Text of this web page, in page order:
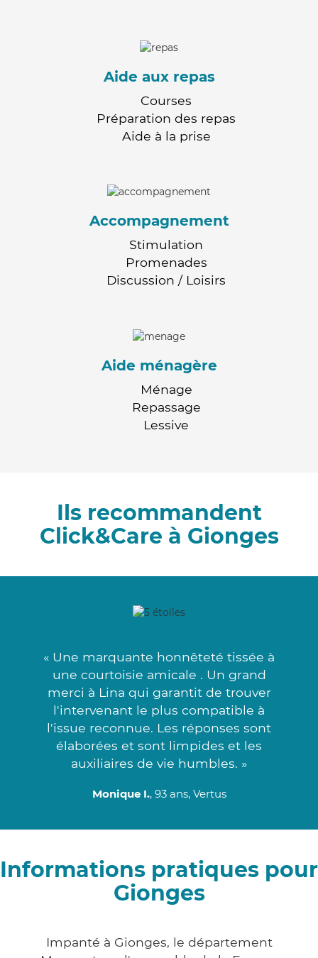
Aide aux repas
Courses
Préparation des repas
Aide à la prise
Accompagnement
Stimulation
Promenades
Discussion / Loisirs
Aide ménagère
Ménage
Repassage
Lessive
Ils recommandent
Click&Care à Gionges
« Une marquante honnêteté tissée à
une courtoisie amicale . Un grand
merci à Lina qui garantit de trouver
l'intervenant le plus compatible à
l'issue reconnue. Les réponses sont
élaborées et sont limpides et les
auxiliaires de vie humbles. »
Monique I., 93 ans, Vertus
Informations pratiques pour
Gionges
Impanté à Gionges, le département